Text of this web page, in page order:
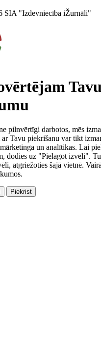
SIA "Izdevniecība iŽurnāli"
Tavu
pilnvērtīgi darbotos, mēs
ar Tavu piekrišanu var tikt
un analītikas. Lai
dodies uz "Pielāgot izvēli".
atgriežoties šajā vietnē.
Piekrist